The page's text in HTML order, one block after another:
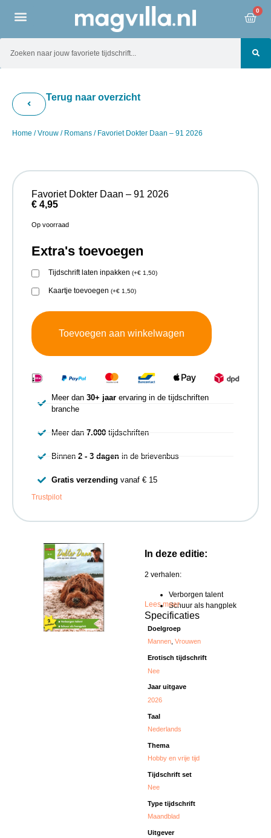
0
Terug naar overzicht
Home /Vrouw / Romans / Favoriet Dokter Daan – 91 2026
In deze editie:
2 verhalen:
Verborgen talent
Schuur als hangplek
Lees meer
Specificaties
Doelgroep
Mannen,Vrouwen
Erotisch tijdschrift
Nee
Jaar uitgave
2026
Taal
Nederlands
Thema
Hobby en vrije tijd
Tijdschrift set
Nee
Type tijdschrift
Maandblad
Uitgever
Favoriet Dokter Daan – 91 2026
€ 4,95
Op voorraad
Extra's toevoegen
Tijdschrift laten inpakken (+€ 1,50)
Kaartje toevoegen (+€ 1,50)
Toevoegen aan winkelwagen
Meer dan 30+ jaarervaring in de tijdschriften
branche
Meer dan 7.000tijdschriften
Binnen 2 - 3 dagenin de brievenbus
Gratis verzending vanaf € 15
Trustpilot